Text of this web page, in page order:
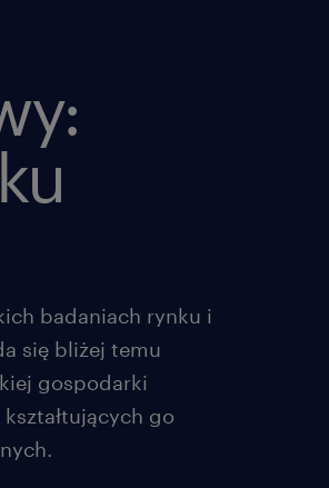
badaniach rynku i
się bliżej temu
gospodarki
go